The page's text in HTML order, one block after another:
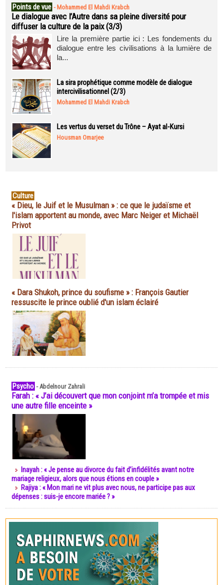
Points de vue - Mohammed El Mahdi Krabch
Le dialogue avec l’Autre dans sa pleine diversité pour
diffuser la culture de la paix (3/3)
Lire la première partie ici : Les fondements du
dialogue entre les civilisations à la lumière de
la...
La sira prophétique comme modèle de dialogue
intercivilisationnel (2/3)
Mohammed El Mahdi Krabch
Les vertus du verset du Trône – Ayat al-Kursi
Housman Omarjee
Culture
« Dieu, le Juif et le Musulman » : ce que le judaïsme et
l'islam apportent au monde, avec Marc Neiger et Michaël
Privot
« Dara Shukoh, prince du soufisme » : François Gautier
ressuscite le prince oublié d'un islam éclairé
Psycho -Abdelnour Zahrali
Farah : « J’ai découvert que mon conjoint m’a trompée et mis
une autre fille enceinte »
Inayah : « Je pense au divorce du fait d’infidélités avant notre
mariage religieux, alors que nous étions en couple »
Rajiya : « Mon mari ne vit plus avec nous, ne participe pas aux
dépenses : suis-je encore mariée ? »